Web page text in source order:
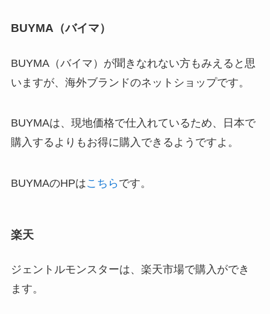
BUYMA（バイマ）
BUYMA（バイマ）が聞きなれない方もみえると思
いますが、海外ブランドのネットショップです。
BUYMAは、現地価格で仕入れているため、日本で
購入するよりもお得に購入できるようですよ。
BUYMAのHPはこちら です。
楽天
ジェントルモンスターは、楽天市場で購入ができ
ます。